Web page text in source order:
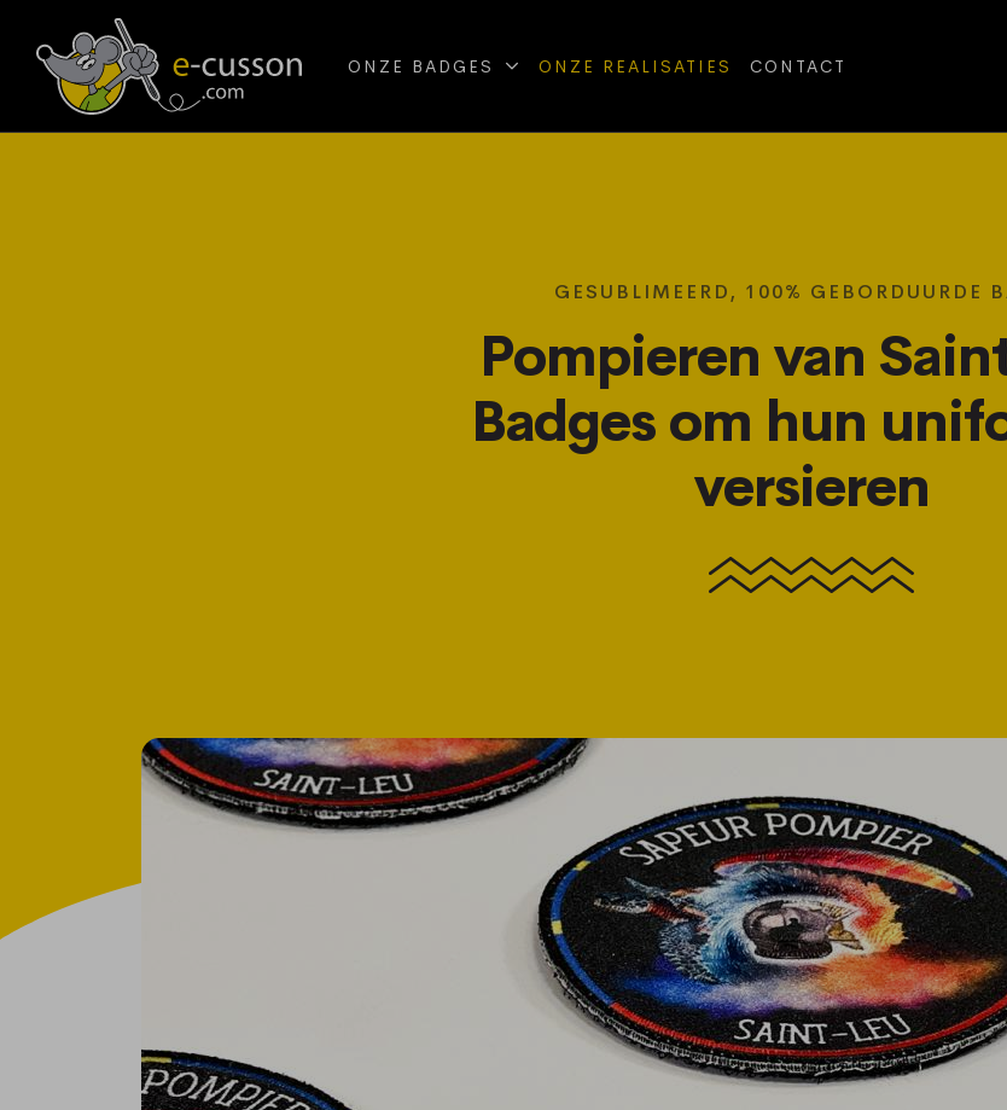
ONZE BADGES ONZE REALISATIES CONTACT
GESUBLIMEERD, 100% GEBORDUURDE
Pompieren van
Badges om hun
versieren